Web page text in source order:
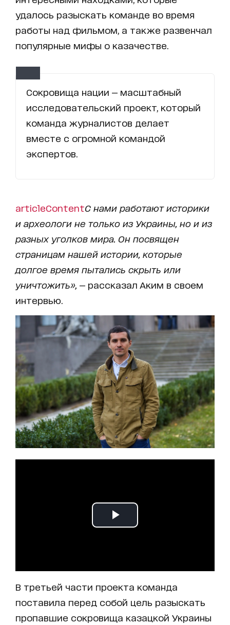
удалось разыскать команде во время
работы над фильмом, а также развенчал
популярные мифы о казачестве.
Сокровища нации — масштабный
исследовательский проект, который
команда журналистов делает
вместе с огромной командой
экспертов.
articleContentС нами работают историки
и археологи не только из Украины, но и из
разных уголков мира. Он посвящен
страницам нашей истории, которые
долгое время пытались скрыть или
уничтожить», — рассказал Аким в своем
интервью.
В третьей части проекта команда
поставила перед собой цель разыскать
пропавшие сокровища казацкой Украины